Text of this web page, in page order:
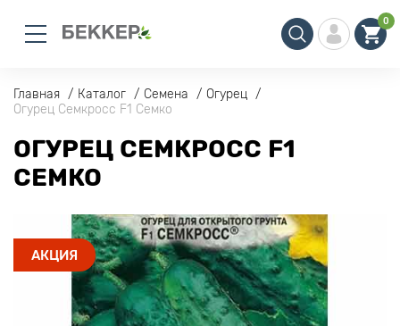
0
Главная Каталог Семена
Огурец
Огурец Семкросс F1 Семко
ОГУРЕЦ СЕМКРОСС F1
СЕМКО
АКЦИЯ